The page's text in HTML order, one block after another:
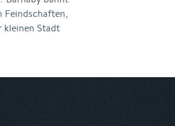
Feindschaften,
kleinen Stadt